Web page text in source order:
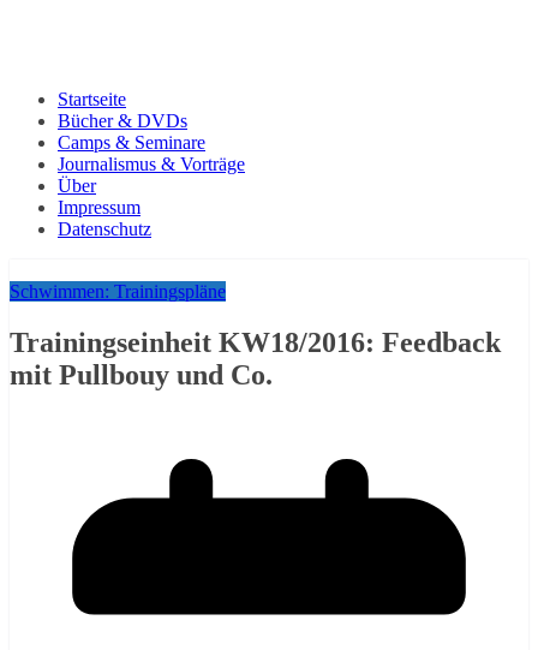
Startseite
Bücher & DVDs
Camps & Seminare
Journalismus & Vorträge
Über
Impressum
Datenschutz
Schwimmen: Trainingspläne
Trainingseinheit KW18/2016: Feedback
mit Pullbouy und Co.